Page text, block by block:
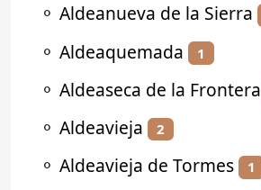
⚬ Aldeanueva de la Sierra
⚬ Aldeaquemada 1
⚬ Aldeaseca de la Frontera
⚬ Aldeavieja 2
⚬ Aldeavieja de Tormes 1